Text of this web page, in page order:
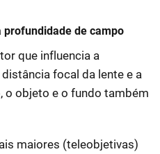
de campo
que influencia a
focal da lente e a
objeto e o fundo também
maiores (teleobjetivas)